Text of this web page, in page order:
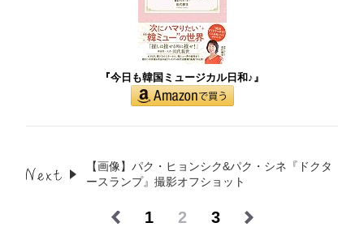
『今日も韓国ミュージカル日和♪』
【画像】パク・ヒョンシク&パク・シネ『ドクタ
ースランプ』撮影オフショット
1 2 3